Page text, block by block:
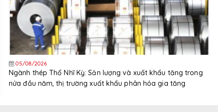
05/08/2026
Ngành thép Thổ Nhĩ Kỳ: Sản lượng và xuất khẩu tăng trong
nửa đầu năm, thị trường xuất khẩu phân hóa gia tăng